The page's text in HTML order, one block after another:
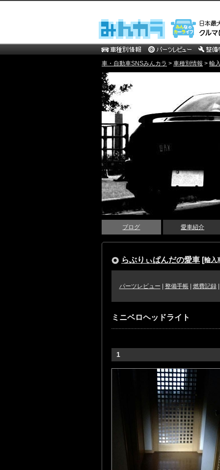
車・自動車SNSみんカラ > 車種別情報 > 輸
ブログ 愛車紹介
らぶりぃぱんだの愛車 [輸入
パーツレビュー 整備手帳| 燃費記録
ミニベロヘッドライト
1